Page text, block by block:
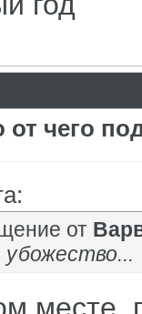
от чего
от
убожество...